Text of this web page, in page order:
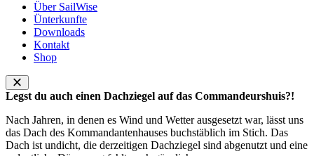
Über SailWise
Ünterkunfte
Downloads
Kontakt
Shop
Legst du auch einen Dachziegel auf das Commandeurshuis?!
Nach Jahren, in denen es Wind und Wetter ausgesetzt war, lässt uns
das Dach des Kommandantenhauses buchstäblich im Stich. Das
Dach ist undicht, die derzeitigen Dachziegel sind abgenutzt und eine